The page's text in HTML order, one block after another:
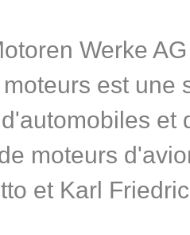
Werke
est une
et
moteurs
et Karl